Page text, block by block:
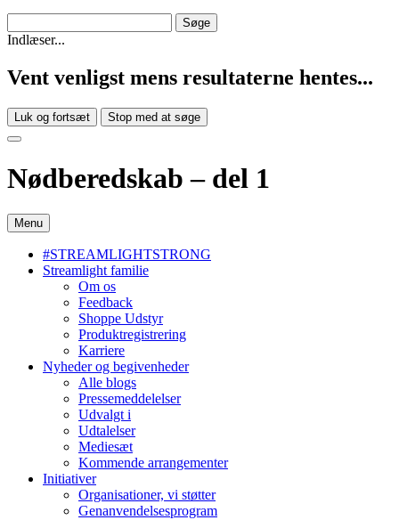
Indlæser...
Vent venligst mens resultaterne hentes...
Luk og fortsæt Stop med at søge
Nødberedskab – del 1
Menu
#STREAMLIGHTSTRONG
Streamlight familie
Om os
Feedback
Shoppe Udstyr
Produktregistrering
Karriere
Nyheder og begivenheder
Alle blogs
Pressemeddelelser
Udvalgt i
Udtalelser
Mediesæt
Kommende arrangementer
Initiativer
Organisationer, vi støtter
Genanvendelsesprogram